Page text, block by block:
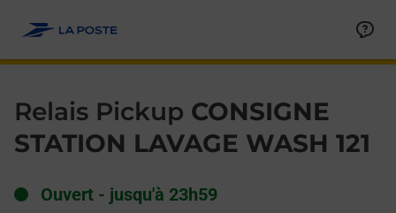
Relais Pickup CONSIGNE
STATION LAVAGE WASH 121
Ouvert - jusqu'à 23h59